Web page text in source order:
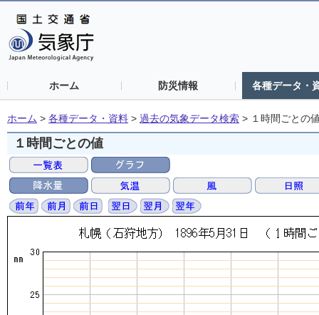
ホーム 防災情報 各種データ・
ホーム > 各種データ・資料 > 過去の気象データ検索 > １時間ごとの
１時間ごとの値